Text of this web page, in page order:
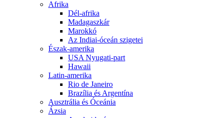
Afrika
Dél-afrika
Madagaszkár
Marokkó
Az Indiai-óceán szigetei
Észak-amerika
USA Nyugati-part
Hawaii
Latin-amerika
Rio de Janeiro
Brazília és Argentína
Ausztrália és Óceánia
Ázsia